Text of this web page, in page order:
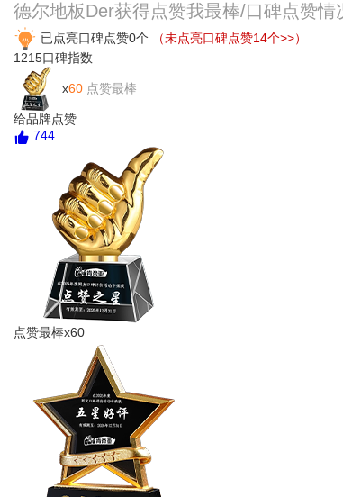
德尔地板Der获得点赞我最棒/口碑点赞情
已点亮口碑点赞0个
（未点亮口碑点赞14个>>）
1215口碑指数
x60 点赞最棒
给品牌点赞
744
点赞最棒x60